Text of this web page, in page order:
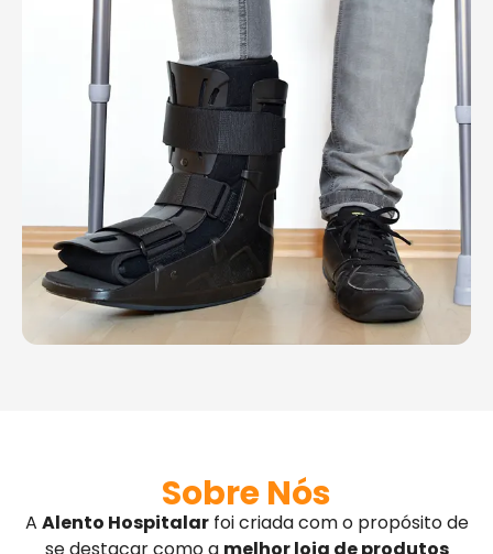
Sobre Nós
A Alento Hospitalarfoi criada com o propósito de